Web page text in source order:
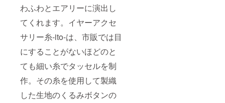
わふわとエアリーに演出し
てくれます。イヤーアクセ
サリー糸-ito-は、市販では目
にすることがないほどのと
ても細い糸でタッセルを制
作。その糸を使用して製織
した生地のくるみボタンの